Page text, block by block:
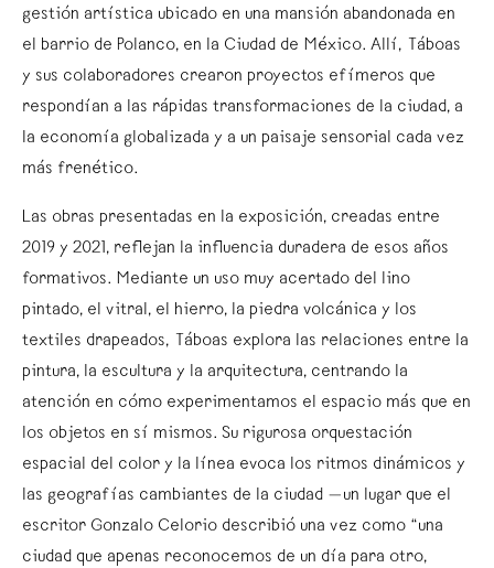
gestión artística ubicado en una mansión abandonada en
el barrio de Polanco, en la Ciudad de México. Allí, Táboas
y sus colaboradores crearon proyectos efímeros que
respondían a las rápidas transformaciones de la ciudad, a
la economía globalizada y a un paisaje sensorial cada vez
más frenético.
Las obras presentadas en la exposición, creadas entre
2019 y 2021, reflejan la influencia duradera de esos años
formativos. Mediante un uso muy acertado del lino
pintado, el vitral, el hierro, la piedra volcánica y los
textiles drapeados, Táboas explora las relaciones entre la
pintura, la escultura y la arquitectura, centrando la
atención en cómo experimentamos el espacio más que en
los objetos en sí mismos. Su rigurosa orquestación
espacial del color y la línea evoca los ritmos dinámicos y
las geografías cambiantes de la ciudad —un lugar que el
escritor Gonzalo Celorio describió una vez como “una
ciudad que apenas reconocemos de un día para otro,